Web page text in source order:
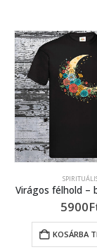
Virágos félhold –
5900
KOSÁRBA